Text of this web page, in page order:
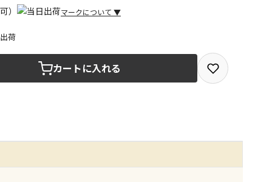
マークについて ▼
を選択できる商品です
で受取ができる商品です（宅配便でのお届けができませ
荷
カートに入れる